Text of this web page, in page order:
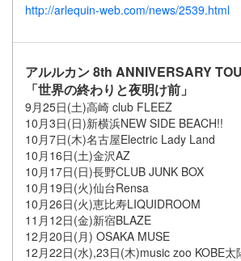
http://arlequin-web.com/news/2539.html
アルルカン 8th ANNIVERSARY
「世界の終わりと夜明け前」
9月25日(土)高崎 club FLEEZ
10月3日(日)新横浜NEW SIDE BEACH!!
10月7日(木)名古屋Electric Lady Land
10月16日(土)金沢AZ
10月17日(日)長野CLUB JUNK BOX
10月19日(火)仙台Rensa
10月26日(火)恵比寿LIQUIDROOM
11月12日(金)新宿BLAZE
12月20日(月) OSAKA MUSE
12月22日(水),23日(木)music zoo KOBE太